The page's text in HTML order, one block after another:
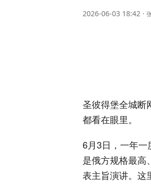
2026-06-03 18:42 ·
圣彼得堡全城断
都看在眼里。
6月3日，一年
是俄方规格最高
表主旨演讲。这